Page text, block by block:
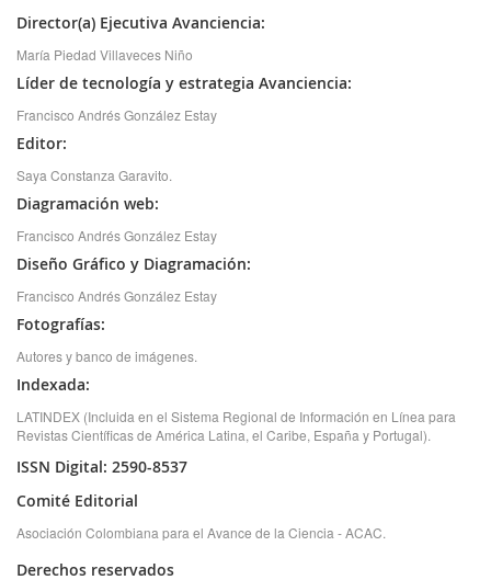
Director(a) Ejecutiva Avanciencia:
María Piedad Villaveces Niño
Líder de tecnología y estrategia Avanciencia:
Francisco Andrés González Estay
Editor:
Saya Constanza Garavito.
Diagramación web:
Francisco Andrés González Estay
Diseño Gráfico y Diagramación:
Francisco Andrés González Estay
Fotografías:
Autores y banco de imágenes.
Indexada:
LATINDEX (Incluida en el Sistema Regional de Información en Línea para
Revistas Científicas de América Latina, el Caribe, España y Portugal).
ISSN Digital: 2590-8537
Comité Editorial
Asociación Colombiana para el Avance de la Ciencia - ACAC.
Derechos reservados